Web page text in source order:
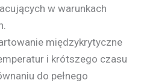
w warunkach
międzykrytyczne
i krótszego czasu
do pełnego